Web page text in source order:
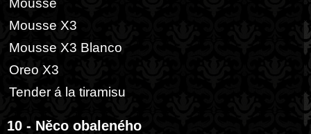
Mousse
Mousse X3
Mousse X3 Blanco
Oreo X3
Tender á la tiramisu
10 - Něco obaleného